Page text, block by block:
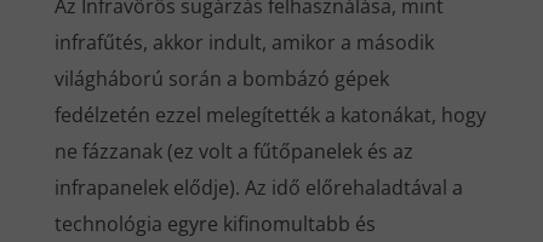
Az Infravörös sugárzás felhasználása, mint
infrafűtés, akkor indult, amikor a második
világháború során a bombázó gépek
fedélzetén ezzel melegítették a katonákat, hogy
ne fázzanak (ez volt a fűtőpanelek és az
infrapanelek elődje). Az idő előrehaladtával a
technológia egyre kifinomultabb és